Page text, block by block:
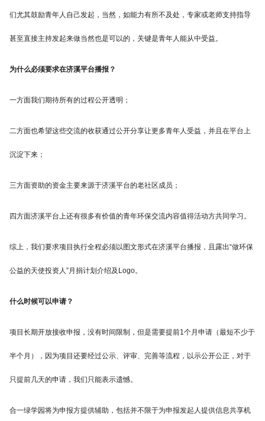
们尤其鼓励青年人自己发起，当然，如能力有所不及处，专家或老师支持指导
甚至直接主持发起来做当然也是可以的，关键是青年人能从中受益。
为什么必须要求在济溪平台播报？
一方面我们期待所有的过程公开透明；
二方面也希望这些交流的收获通过公开分享让更多青年人受益，并且在平台上
沉淀下来；
三方面资助的资金主要来源于济溪平台的老社区成员；
四方面济溪平台上还有很多有价值的青年环保交流内容值得活动方共同学习。
综上，我们要求项目执行全程必须以图文形式在济溪平台播报，且露出“做环保
公益的天使投资人”月捐计划介绍及Logo。
什么时候可以申请？
项目长期开放接收申报，没有时间限制，但是需要提前1个月申请（最短不少于
半个月），因为项目还要经过公示、评审、完善等流程，以示公开公正，对于
只提前几天的申请，我们只能表示遗憾。
合一绿学园将为申报方提供辅助，包括并不限于为申报发起人提供信息共享机